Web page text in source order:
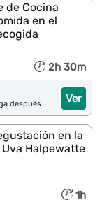
de Cocina
en el
2h 30m
Ver
después
en la
Uva Halpewatte
1h